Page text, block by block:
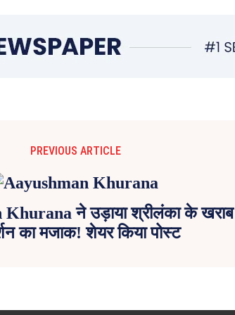
PREVIOUS ARTICLE
ने उड़ाया श्रीलंका के खराब
का मजाक! शेयर किया पोस्ट